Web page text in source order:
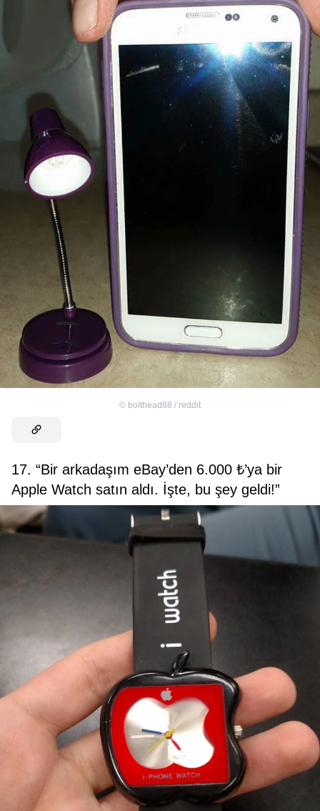
© bolthead88 / reddit
17. “Bir arkadaşım eBay’den 6.000 ₺’ya bir
Apple Watch satın aldı. İşte, bu şey geldi!”